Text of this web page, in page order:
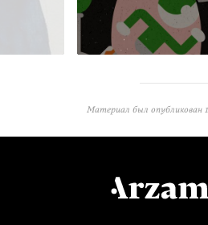
Материал был опубликован